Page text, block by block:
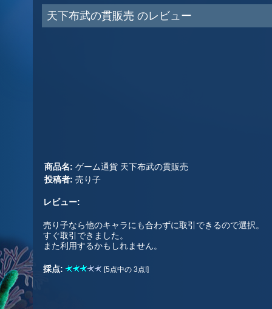
天下布武の貫販売 のレビュー
商品名: ゲーム通貨 天下布武の貫販売
投稿者: 売り子
レビュー:
売り子なら他のキャラにも合わずに取引できるので選択。
すぐ取引できました。
また利用するかもしれません。
採点: [5点中の 3点!]